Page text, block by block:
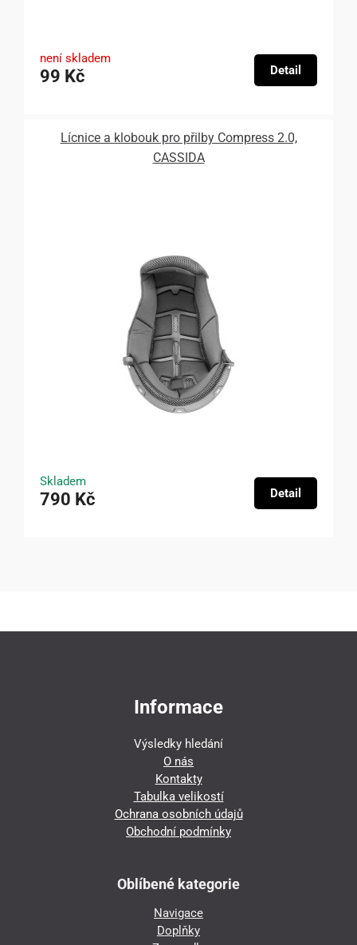
není skladem
99 Kč Detail
Lícnice a klobouk pro přilby Compress 2.0,
CASSIDA
Skladem
790 Kč Detail
Informace
Výsledky hledání
O nás
Kontakty
Tabulka velikostí
Ochrana osobních údajů
Obchodní podmínky
Oblíbené kategorie
Navigace
Doplňky